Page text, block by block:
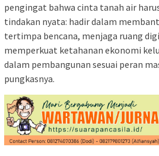
pengingat bahwa cinta tanah air
tindakan nyata: hadir dalam
tertimpa bencana, menjaga ruang
memperkuat ketahanan ekonomi
dalam pembangunan sesuai peran
pungkasnya.